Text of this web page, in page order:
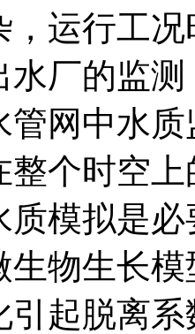
，运行工
水厂的监
管网中水
整个时空
质模拟是
生物生长
引起脱离